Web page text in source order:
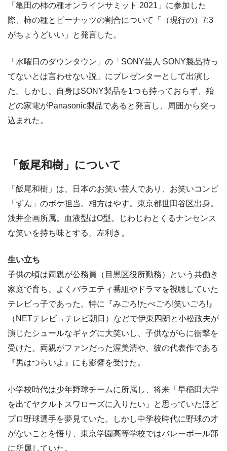
「亀田の柿の種オンラインサミット 2021」に参加した
際、柿の種とピーナッツの割合について「（現行の）7:3
がちょうどいい」と発言した。
「水曜日のダウンタウン」の「SONY芸人 SONY製品持っ
てないとは言わせない説」にプレゼンターとして出演し
た。しかし、自身はSONY製品を1つも持っておらず、殆
どの家電がPanasonic製品であると発言し、周囲から突っ
込まれた。
「飯尾和樹」について
「飯尾和樹」は、日本のお笑い芸人であり、お笑いコンビ
「ずん」のボケ担当。相方はやす。東京都世田谷区出身。
浅井企画所属。血液型はO型。じわじわとくるナンセンス
な笑いを持ち味とする。左利き。
生い立ち
子供の頃は両親が公務員（目黒区役所勤務）という共働き
家庭で育ち、よくバラエティ番組やドラマを視聴していた
テレビっ子であった。特に『みごろ!たべごろ!笑いごろ!』
（NETテレビ→テレビ朝日）などで伊東四朗と小松政夫が
演じたシュールなギャグに大笑いし、子供ながらに衝撃を
受けた。両親がファンだった渥美清や、彼の代表作である
『男はつらいよ』にも影響を受けた。
小学校時代は少年野球チームに所属し、将来「早稲田大学
を出てヤクルトスワローズに入りたい」と思っていたほど
プロ野球選手を夢見ていた。しかし中学校時代に野球の才
がないことを悟り、東京学園高等学校ではバレーボール部
に所属していた。